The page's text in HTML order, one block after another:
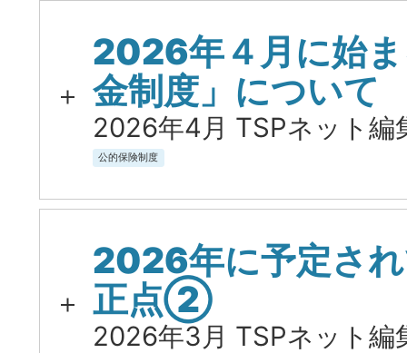
2026年４月に始
金制度」について
2026年4月 TSPネット編
公的保険制度
2026年に予定さ
正点②
2026年3月 TSPネット編